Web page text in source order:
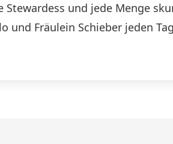
und jede Menge
und Fräulein Schieber jeden